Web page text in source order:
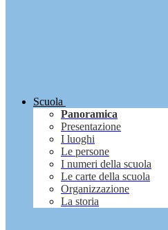
Scuola
Panoramica
Presentazione
I luoghi
Le persone
I numeri della scuola
Le carte della scuola
Organizzazione
La storia